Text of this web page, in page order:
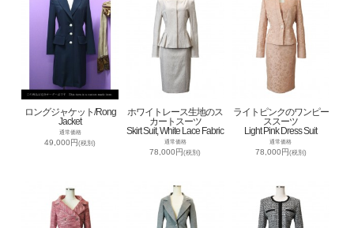
ロングジャケット/Rong
Jacket
通常価格
49,000円(税別)
ホワイトレース生地のス
カートスーツ
Skirt Suit, White Lace Fabric
通常価格
78,000円(税別)
ライトピンクのワンピー
ススーツ
Light Pink Dress Suit
通常価格
78,000円 (税別)